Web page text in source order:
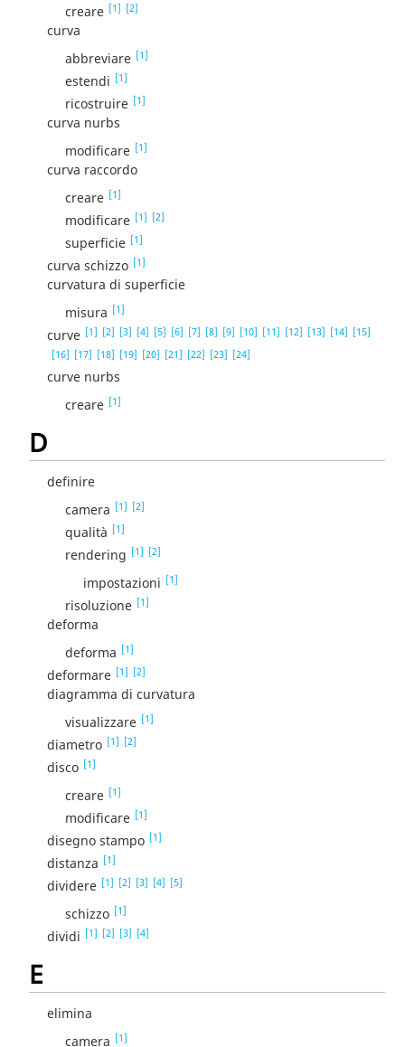
creare [1] [2]
curva
abbreviare [1]
estendi [1]
ricostruire [1]
curva nurbs
modificare [1]
curva raccordo
creare [1]
modificare [1] [2]
superficie [1]
curva schizzo [1]
curvatura di superficie
misura [1]
curve [1] [2] [3] [4] [5] [6] [7] [8] [9] [10] [11] [12] [13] [14] [15]
[16] [17] [18] [19] [20] [21] [22] [23] [24]
curve nurbs
creare [1]
D
definire
camera [1] [2]
qualità [1]
rendering [1] [2]
impostazioni [1]
risoluzione [1]
deforma
deforma [1]
deformare [1] [2]
diagramma di curvatura
visualizzare [1]
diametro [1] [2]
disco [1]
creare [1]
modificare [1]
disegno stampo [1]
distanza [1]
dividere [1] [2] [3] [4] [5]
schizzo [1]
dividi [1] [2] [3] [4]
E
elimina
camera [1]